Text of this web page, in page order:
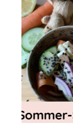
Zucchini-